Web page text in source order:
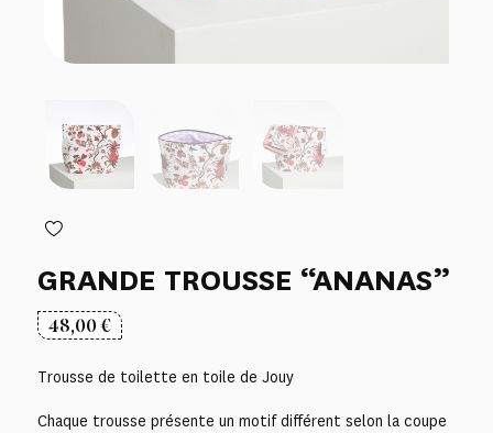
GRANDE TROUSSE “ANANAS”
48,00€
Trousse de toilette en toile de Jouy
Chaque trousse présente un motif différent selon la coupe